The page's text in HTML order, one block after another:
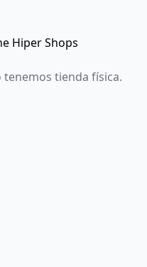
Hiper Shops
tienda física.